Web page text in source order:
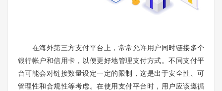
在海外第三方支付平台上，常常允许用户同时链接多个
银行帐户和信用卡，以便更好地管理支付方式。不同支付平
台可能会对链接数量设定一定的限制，这是出于安全性、可
管理性和合规性等考虑。在使用支付平台时，用户应该遵循